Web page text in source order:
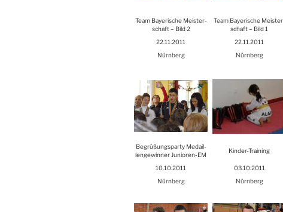
Team Baye­ri­sche Meis­ter­
schaft – Bild 2
Team Baye­ri­sche
schaft – Bild 1
22.11.2011
22.11.2011
Nürn­berg
Nürn­berg
Begrü­ßungs­par­ty Medail­
len­ge­win­ner Junio­ren-EM
Kin­der-Trai­ning
10.10.2011
03.10.2011
Nürn­berg
Nürn­berg